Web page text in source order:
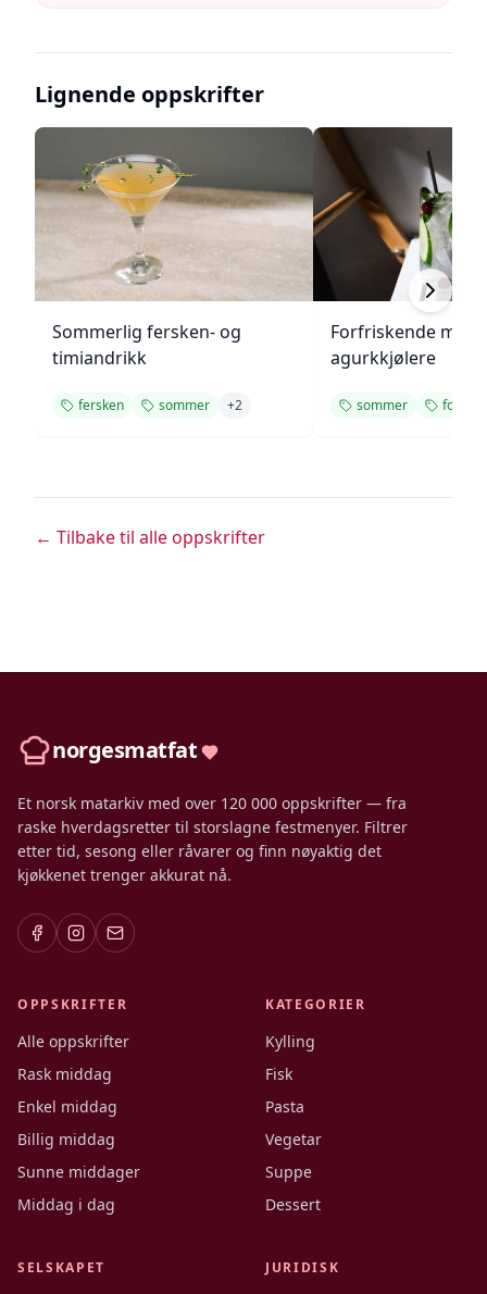
Lignende oppskrifter
Sommerlig fersken- og
timiandrikk
fersken sommer +2
Forfriskende
agurkkjølere
sommer
← Tilbake til alle oppskrifter
norgesmatfat
Et norsk matarkiv med over 120 000 oppskrifter — fra
raske hverdagsretter til storslagne festmenyer. Filtrer
etter tid, sesong eller råvarer og finn nøyaktig det
kjøkkenet trenger akkurat nå.
OPPSKRIFTER
Alle oppskrifter
Rask middag
Enkel middag
Billig middag
Sunne middager
Middag i dag
KATEGORIER
Kylling
Fisk
Pasta
Vegetar
Suppe
Dessert
SELSKAPET JURIDISK